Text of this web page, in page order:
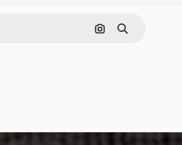
Поиск по
Поиск